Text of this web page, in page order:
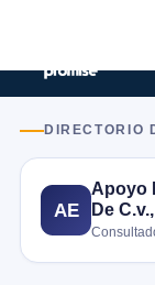
DIRECTORIO
AE
Apoyo
De